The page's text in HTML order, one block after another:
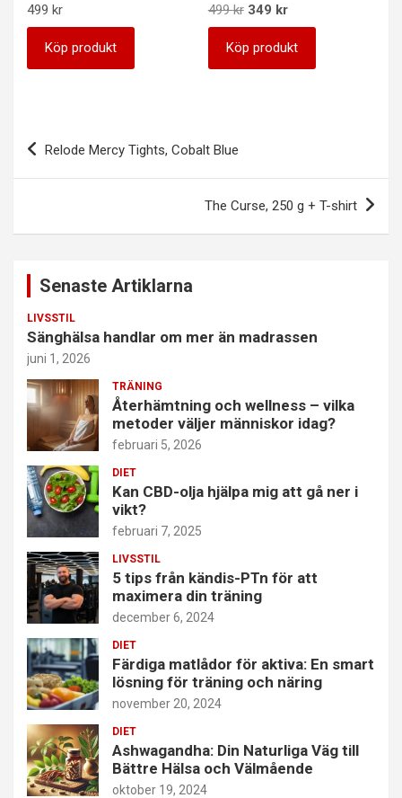
499 kr
Köp produkt
499kr Det
ursprungliga
priset
var:
349 krDet
nuvarande
priset
är:
Köp produkt
Inläggsnavigering
Relode Mercy Tights, Cobalt Blue
The Curse, 250 g + T-shirt
Senaste Artiklarna
LIVSSTIL
Sänghälsa handlar om mer än madrassen
juni 1, 2026
TRÄNING
Återhämtning och wellness – vilka
metoder väljer människor idag?
februari 5, 2026
DIET
Kan CBD-olja hjälpa mig att gå ner i
vikt?
februari 7, 2025
LIVSSTIL
5 tips från kändis-PTn för att
maximera din träning
december 6, 2024
DIET
Färdiga matlådor för aktiva: En smart
lösning för träning och näring
november 20, 2024
DIET
Ashwagandha: Din Naturliga Väg till
Bättre Hälsa och Välmående
oktober 19, 2024